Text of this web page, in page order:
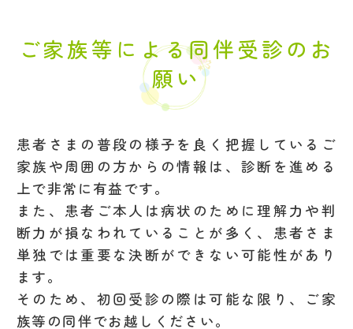
ご家族等による同伴受診のお
願い
患者さまの普段の様子を良く把握しているご
家族や周囲の方からの情報は、診断を進める
上で非常に有益です。
また、患者ご本人は病状のために理解力や判
断力が損なわれていることが多く、患者さま
単独では重要な決断ができない可能性があり
ます。
そのため、初回受診の際は可能な限り、ご家
族等の同伴でお越しください。